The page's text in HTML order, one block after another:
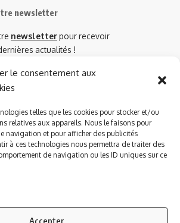
le consentement aux
telles que les cookies pour stocker et/ou
relatives aux appareils. Nous le faisons pour
navigation et pour afficher des publicités
à ces technologies nous permettra de traiter des
de navigation ou les ID uniques sur ce
Accepter
newsletter
newsletterpour recevoir
actualités !